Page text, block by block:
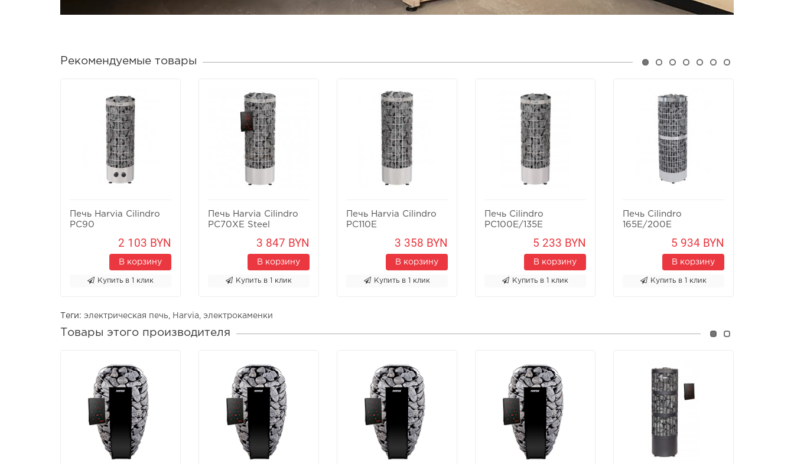
Рекомендуемые товары
Печь Harvia Cilindro
PC90
2 103 BYN
В корзину
Купить в 1 клик
Печь Harvia Cilindro
PC70XE Steel
3 847 BYN
В корзину
Купить в 1 клик
Печь Harvia Cilindro
PC110E
3 358 BYN
В корзину
Купить в 1 клик
Печь Cilindro
PC100E/135E
5 233 BYN
В корзину
Купить в 1 клик
Печь Cilindro
165E/200E
5 934 BYN
В корзину
Купить в 1 клик
Теги: электрическая печь Harvia электрокаменки
Товары этого производителя